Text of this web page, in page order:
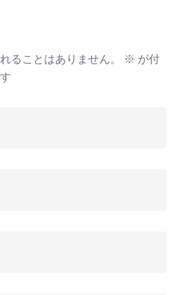
ることはありません。 ※ が付